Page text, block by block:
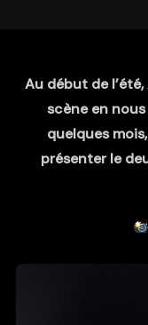
Au début de
scène en
quelques
présenter le